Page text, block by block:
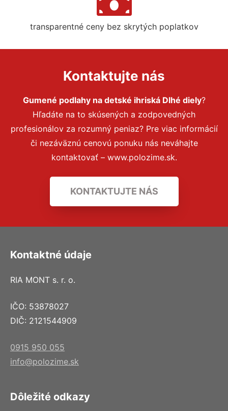
transparentné ceny bez skrytých poplatkov
Kontaktujte nás
Gumené podlahy na detské ihriská Dlhé diely?
Hľadáte na to skúsených a zodpovedných
profesionálov za rozumný peniaz? Pre viac informácií
či nezáväznú cenovú ponuku nás neváhajte
kontaktovať – www.polozime.sk.
KONTAKTUJTE NÁS
Kontaktné údaje
RIA MONT s. r. o.
IČO: 53878027
DIČ: 2121544909
0915 950 055
info@polozime.sk
Dôležité odkazy